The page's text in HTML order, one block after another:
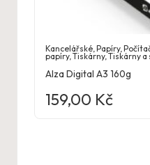
Kancelářské ,Papíry,
papíry,Tiskárny,Tiskárny a
Alza Digital A3 160g
159,00 Kč